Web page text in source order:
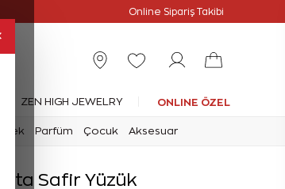
Online Sipariş Takibi
ZEN HIGH JEWELRY ONLINE ÖZEL
Erkek Parfüm Çocuk Aksesuar
Safir Yüzük